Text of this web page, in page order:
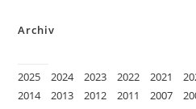
Archiv
2025 2024 2023 2022 2021
2014
2013 2012 2011 2007